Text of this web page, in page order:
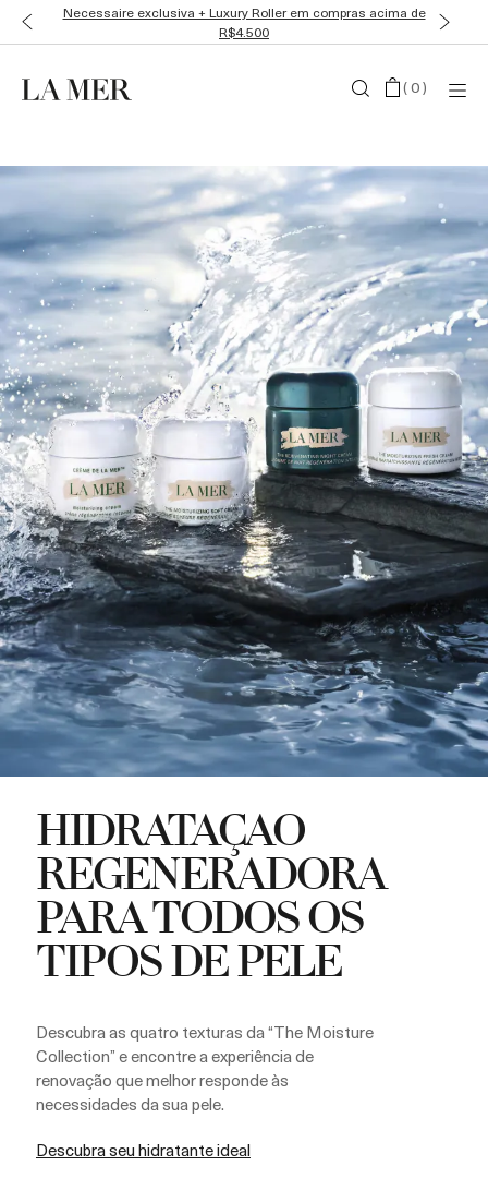
Ganhe Miniaturas Luxosas em todas as compras
(0)
HIDRATAÇÃO
REGENERADORA
PARA TODOS OS
TIPOS DE PELE
Descubra as quatro texturas da “The Moisture
Collection” e encontre a experiência de
renovação que melhor responde às
necessidades da sua pele.
Descubra seu hidratante ideal